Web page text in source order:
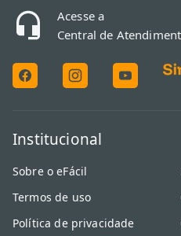
processadores de alimentos
cozinhar!
Acesse a
Central de
Institucional
Sobre o eFácil
Termos de uso
Política de privacidade